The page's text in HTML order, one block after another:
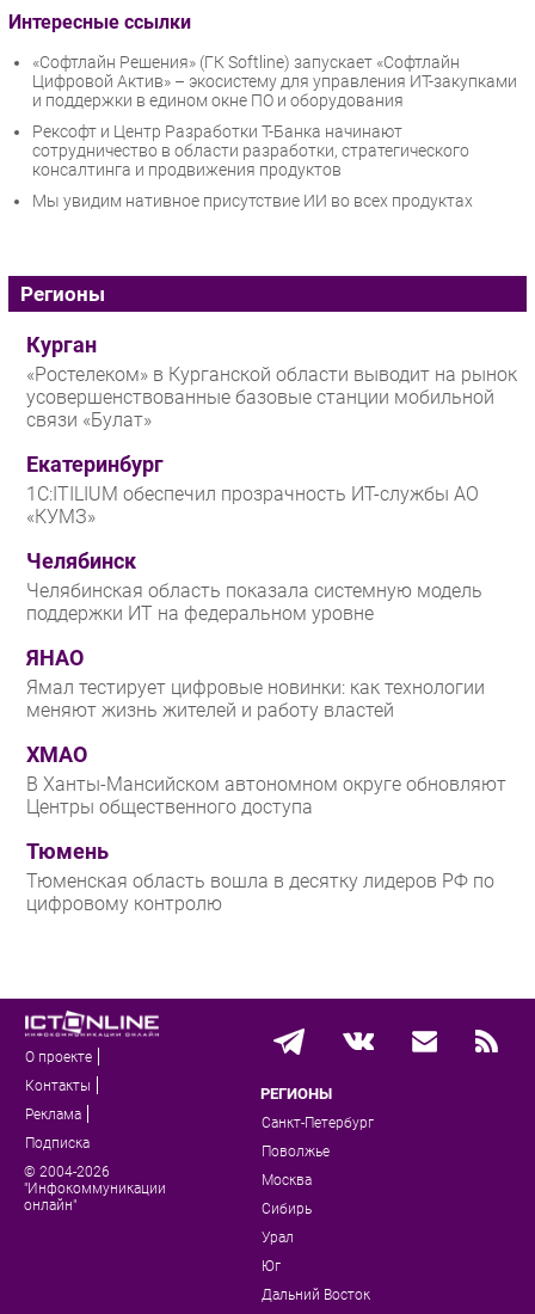
Интересные ссылки
«Софтлайн Решения» (ГК Softline) запускает «Софтлайн
Цифровой Актив» – экосистему для управления ИТ-закупками
и поддержки в едином окне ПО и оборудования
Рексофт и Центр Разработки Т-Банка начинают
сотрудничество в области разработки, стратегического
консалтинга и продвижения продуктов
Мы увидим нативное присутствие ИИ во всех продуктах
Регионы
Курган
«Ростелеком» в Курганской области выводит на рынок
усовершенствованные базовые станции мобильной
связи «Булат»
Екатеринбург
1С:ITILIUM обеспечил прозрачность ИТ-службы АО
«КУМЗ»
Челябинск
Челябинская область показала системную модель
поддержки ИТ на федеральном уровне
ЯНАО
Ямал тестирует цифровые новинки: как технологии
меняют жизнь жителей и работу властей
ХМАО
В Ханты-Мансийском автономном округе обновляют
Центры общественного доступа
Тюмень
Тюменская область вошла в десятку лидеров РФ по
цифровому контролю
О проекте
Контакты
Реклама
Подписка
© 2004-2026
"Инфокоммуникации
онлайн"
РЕГИОНЫ
Санкт-Петербург
Поволжье
Москва
Сибирь
Урал
Юг
Дальний Восток